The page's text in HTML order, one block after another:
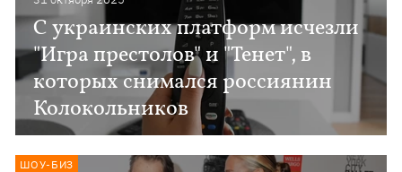
С украинских платформ исчезли
"Игра престолов" и "Тенет", в
которых снимался россиянин
Колокольников
ШОУ-БИЗ